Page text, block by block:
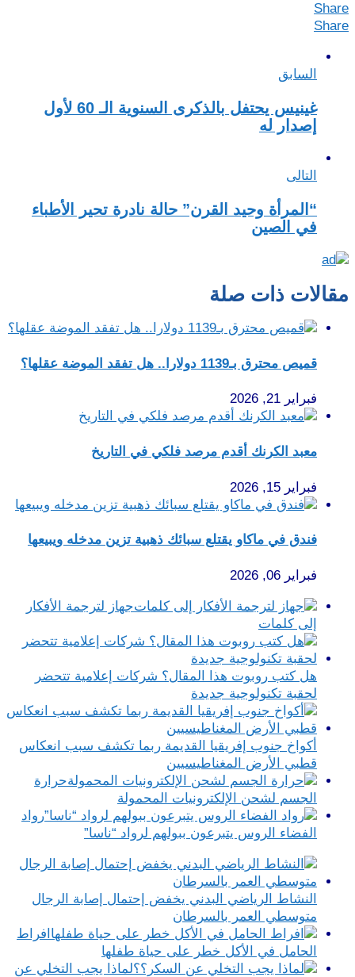
Share
Share
السابق
غينيس يحتفل بالذكرى السنوية الـ 60 لأول
إصدار له
التالى
“المرأة وحيد القرن” حالة نادرة تحير الأطباء
في الصين
مقالات ذات صلة
قميص محترق بـ1139 دولارا.. هل تفقد الموضة عقلها؟
فبراير 21, 2026
معبد الكرنك أقدم مرصد فلكي في التاريخ
فبراير 15, 2026
فندق في ماكاو يقتلع سبائك ذهبية تزين مدخله ويبيعها
فبراير 06, 2026
جهاز لترجمة الأفكار
إلى كلمات
هل كتب روبوت هذا المقال؟ شركات إعلامية تتحضر
لحقبة تكنولوجية جديدة
أكواخ جنوب إفريقيا القديمة ربما تكشف سبب انعكاس
قطبي الأرض المغناطيسيين
حرارة
الجسم لشحن الإلكترونيات المحمولة
رواد
الفضاء الروس يتبرعون ببولهم لرواد “ناسا”
النشاط الرياضي البدني يخفض إحتمال إصابة الرجال
متوسطي العمر بالسرطان
افراط
الحامل في الأكل خطر على حياة طفلها
لماذا يجب التخلي عن